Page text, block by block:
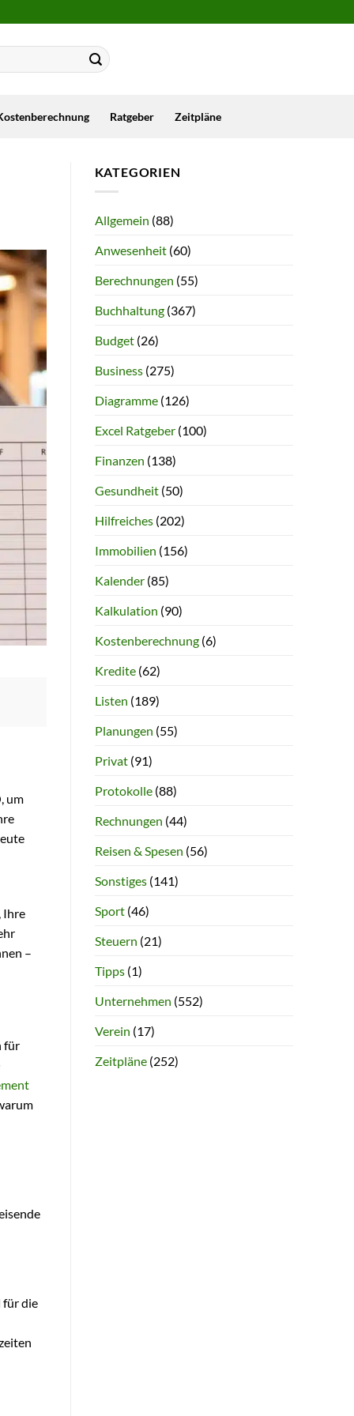
Ratgeber Zeitpläne
um
Ihre
–
für
für die
KATEGORIEN
Allgemein (88)
Anwesenheit(60)
Berechnungen (55)
Buchhaltung(367)
Budget(26)
Business(275)
Diagramme(126)
Excel Ratgeber(100)
Finanzen (138)
Gesundheit(50)
Hilfreiches(202)
Immobilien (156)
Kalender(85)
Kalkulation (90)
Kostenberechnung(6)
Kredite(62)
Listen (189)
Planungen (55)
Privat(91)
Protokolle(88)
Rechnungen (44)
Reisen & Spesen (56)
Sonstiges(141)
Sport(46)
Steuern (21)
Tipps(1)
Unternehmen (552)
Verein (17)
Zeitpläne(252)